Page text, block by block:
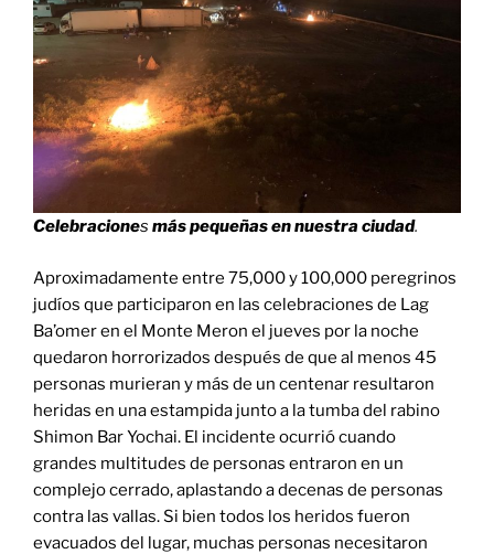
Celebraciones más pequeñas en nuestra ciudad.
Aproximadamente entre 75,000 y 100,000 peregrinos
judíos que participaron en las celebraciones de Lag
Ba’omer en el Monte Meron el jueves por la noche
quedaron horrorizados después de que al menos 45
personas murieran y más de un centenar resultaron
heridas en una estampida junto a la tumba del rabino
Shimon Bar Yochai. El incidente ocurrió cuando
grandes multitudes de personas entraron en un
complejo cerrado, aplastando a decenas de personas
contra las vallas. Si bien todos los heridos fueron
evacuados del lugar, muchas personas necesitaron